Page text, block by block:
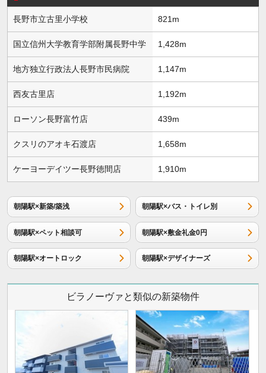
長野市立古里小学校 821m
国立信州大学教育学部附属長野中学 1,428m
地方独立行政法人長野市民病院 1,147m
西友古里店 1,192m
ローソン長野富竹店 439m
クスリのアオキ石渡店 1,658m
ケーヨーデイツー長野徳間店 1,910m
朝陽駅×新築/築浅 朝陽駅×バス・トイレ別
朝陽駅×ペット相談可 朝陽駅×敷金礼金0円
朝陽駅×オートロック 朝陽駅×デザイナーズ
ビラノーヴァと類似の新築物件